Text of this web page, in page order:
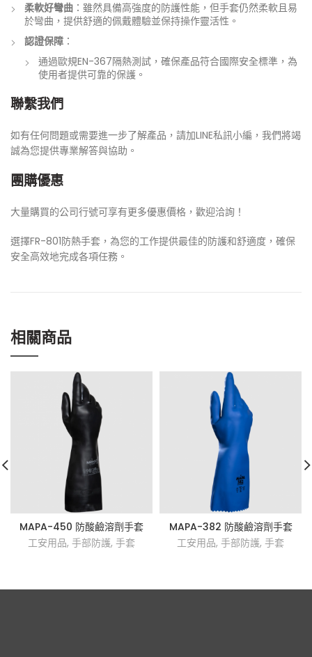
柔軟好彎曲 ：雖然具備高強度的防護性能，但手套仍然柔軟且易
於彎曲，提供舒適的佩戴體驗並保持操作靈活性。
認證保障 ：
通過歐規EN-367隔熱測試，確保產品符合國際安全標準，為
使用者提供可靠的保護。
聯繫我們
如有任何問題或需要進一步了解產品，請加LINE私訊小編，我們將竭
誠為您提供專業解答與協助。
團購優惠
大量購買的公司行號可享有更多優惠價格，歡迎洽詢！
選擇FR-801防熱手套，為您的工作提供最佳的防護和舒適度，確保
安全高效地完成各項任務。
相關商品
MAPA-450 防酸鹼溶劑手套
工安用品, 手部防護, 手套
MAPA-382 防酸鹼溶劑手套
工安用品, 手部防護, 手套